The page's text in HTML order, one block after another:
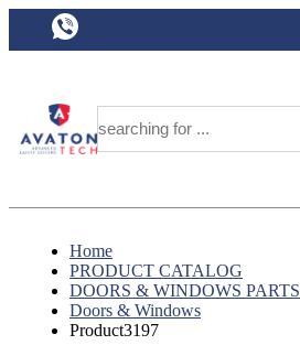
Home
PRODUCT CATALOG
DOORS & WINDOWS PARTS
Doors & Windows
Product3197